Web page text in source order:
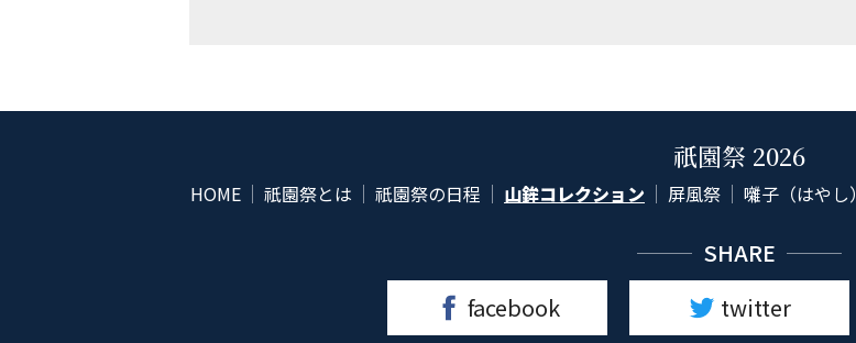
祇園祭 2026
HOME 祇園祭とは 祇園祭の日程 山鉾コレクション 屏風祭 囃子（はやし）
SHARE
facebook
twitter